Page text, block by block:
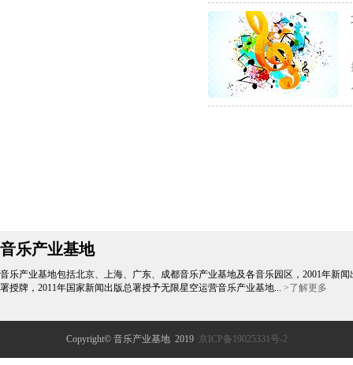
音乐产业基地
音乐产业基地包括北京、上海、广东、成都音乐产业基地及各音乐园区，2001年新闻
署授牌，2011年国家新闻出版总署授予无限星空运营音乐产业基地... >了解更多
Copyright© 音乐产业基地 2019 京ICP备19025331号-2